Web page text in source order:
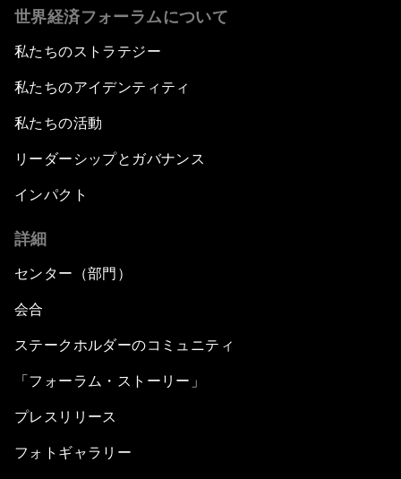
世界経済フォーラムについて
私たちのストラテジー
私たちのアイデンティティ
私たちの活動
リーダーシップとガバナンス
インパクト
詳細
センター（部門）
会合
ステークホルダーのコミュニティ
「フォーラム・ストーリー」
プレスリリース
フォトギャラリー